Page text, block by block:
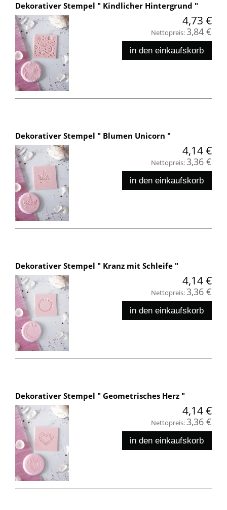
Dekorativer Stempel " Kindlicher Hintergrund "
4,73 €
Nettopreis:3,84 €
in den einkaufskorb
Dekorativer Stempel " Blumen Unicorn "
4,14 €
Nettopreis:3,36 €
in den einkaufskorb
Dekorativer Stempel " Kranz mit Schleife "
4,14 €
Nettopreis:3,36 €
in den einkaufskorb
Dekorativer Stempel " Geometrisches Herz "
4,14 €
Nettopreis:3,36 €
in den einkaufskorb